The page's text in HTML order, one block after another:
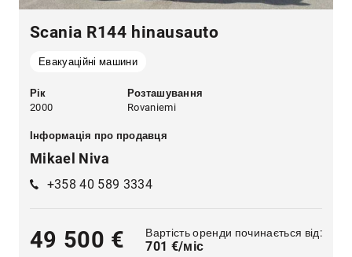
Scania R144 hinausauto
Евакуаційні машини
Рік
2000
Розташування
Rovaniemi
Інформація про продавця
Mikael Niva
+358 40 589 3334
49 500 € Вартість оренди починається від:
701 €/міс